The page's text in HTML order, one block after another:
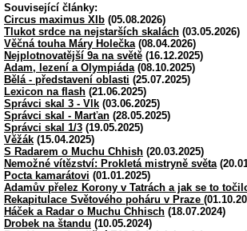
Související články:
Circus maximus XIb (05.08.2026)
Tlukot srdce na nejstarších skalách (03.05.2026)
Věčná touha Máry Holečka (08.04.2026)
Nejplotnovatější 9a na světě (16.12.2025)
Adam, lezení a Olympiáda (08.10.2025)
Bělá - představení oblasti (25.07.2025)
Lexicon na flash (21.06.2025)
Správci skal 3 - Vlk (03.06.2025)
Správci skal - Marťan (28.05.2025)
Správci skal 1/3 (19.05.2025)
Věžák (15.04.2025)
S Radarem o Muchu Chhish (20.03.2025)
Nemožné vítězství: Prokletá mistryně světa
Pocta kamarátovi (01.01.2025)
Adamův přelez Korony v Tatrách a jak se to
Rekapitulace Světového poháru v Praze
Háček a Radar o Muchu Chhisch (18.07.2024)
Drobek na štandu (10.05.2024)